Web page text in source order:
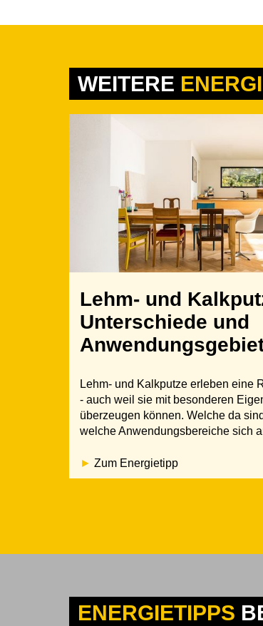
WEITERE
Lehm- und
Unterschiede und
Lehm- und Kalkputze erleben eine
- auch weil sie mit besonderen
überzeugen können. Welche da
welche Anwendungsbereiche sich
Zum Energietipp
ENERGIETIPPS